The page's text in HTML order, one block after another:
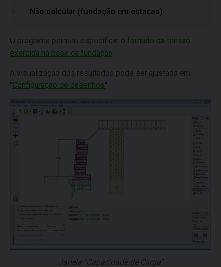
Não calcular (fundação em estacas)
O programa permite especificar o formato da tensão
exercida na base da fundação
A visualização dos resultados pode ser ajustada em
"Configuração de desenhos".
Janela "Capacidade de Carga"